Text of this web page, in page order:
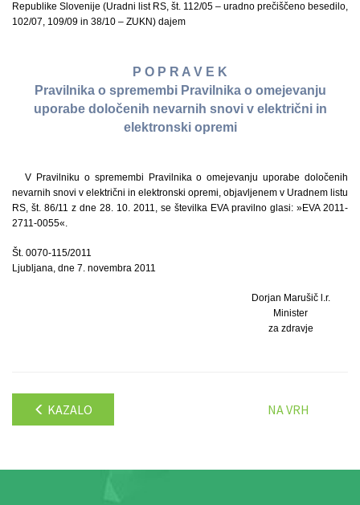
Republike Slovenije (Uradni list RS, št. 112/05 – uradno prečiščeno besedilo,
102/07, 109/09 in 38/10 – ZUKN) dajem
P O P R A V E K
Pravilnika o spremembi Pravilnika o omejevanju
uporabe določenih nevarnih snovi v električni in
elektronski opremi
V Pravilniku o spremembi Pravilnika o omejevanju uporabe določenih
nevarnih snovi v električni in elektronski opremi, objavljenem v Uradnem listu
RS, št. 86/11 z dne 28. 10. 2011, se številka EVA pravilno glasi: »EVA 2011-
2711-0055«.
Št. 0070-115/2011
Ljubljana, dne 7. novembra 2011
Dorjan Marušič l.r.
Minister
za zdravje
KAZALO NA VRH